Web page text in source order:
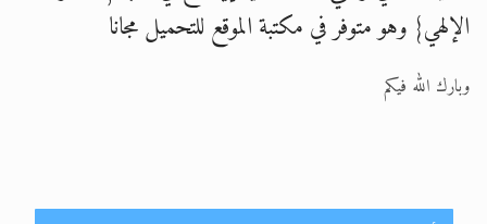
الإلهي} وهو متوفر في مكتبة الموقع للتحميل مجانا
وبارك الله فيكم